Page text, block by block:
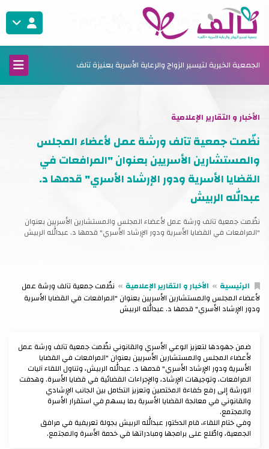
الجمعية الخيرية لتيسير الزواج والرعاية الأسرية بعنيزة تآلف
الأخبار و التقارير الإعلامية
نظّمت جمعية تآلف ورشة عمل لأعضاء المجلس
والمستشارين الأسريين بعنوان "المرافعات في
القضايا الأسرية ودور الإرشاد الأسري" قدمها د.
عبدالله الربيش
نظّمت جمعية تآلف ورشة عمل لأعضاء المجلس والمستشارين الأسريين بعنوان
"المرافعات في القضايا الأسرية ودور الإرشاد الأسري" قدمها د. عبدالله الربيش
الرئيسية الأخبار و التقارير الإعلامية
نظّمت جمعية تآلف ورشة عمل
لأعضاء المجلس والمستشارين الأسريين بعنوان "المرافعات في القضايا الأسرية
ودور الإرشاد الأسري" قدمها د. عبدالله الربيش
‏ضمن جهودها لتعزيز الوعي الأسري والقانوني نظّمت جمعية تآلف ورشة عمل
لأعضاء المجلس والمستشارين الأسريين بعنوان "المرافعات في القضايا
الأسرية ودور الإرشاد الأسري" قدمها د. عبدالله الربيش، وتناول اللقاء آليات
المرافعات، وتوجيهات الإرشاد، والإجراءات القضائية في قضايا الأسرة. وهدفت
الورشة إلى رفع كفاءة المختصين وتعزيز التكامل بين الجانب الإرشادي
والقانوني في معالجة القضايا الأسرية بما يسهم في استقرار الأسرة
والمجتمع.
‏وفي ختام اللقاء، قام الدكتور عبدالله الربيش بجولة تعريفية في مرافق
الجمعية، واطّلع على برامجها ومبادراتها في خدمة الأسرة والمجتمع.